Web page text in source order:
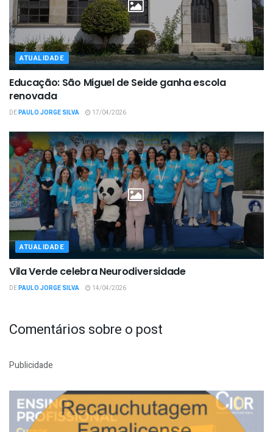
ATUALIDADE
Educação: São Miguel de Seide ganha escola
renovada
DEPAULO JORGE SILVA 17/04/2026
ATUALIDADE
Vila Verde celebra Neurodiversidade
DEPAULO JORGE SILVA 14/04/2026
Comentários sobre o post
Publicidade